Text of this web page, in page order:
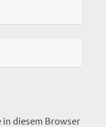
in diesem Browser